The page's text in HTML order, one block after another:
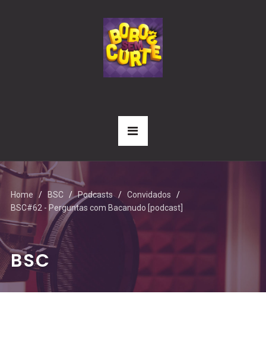
Home BSC Podcasts
Convidados
BSC#62 - Perguntas com Bacanudo [podcast]
BSC